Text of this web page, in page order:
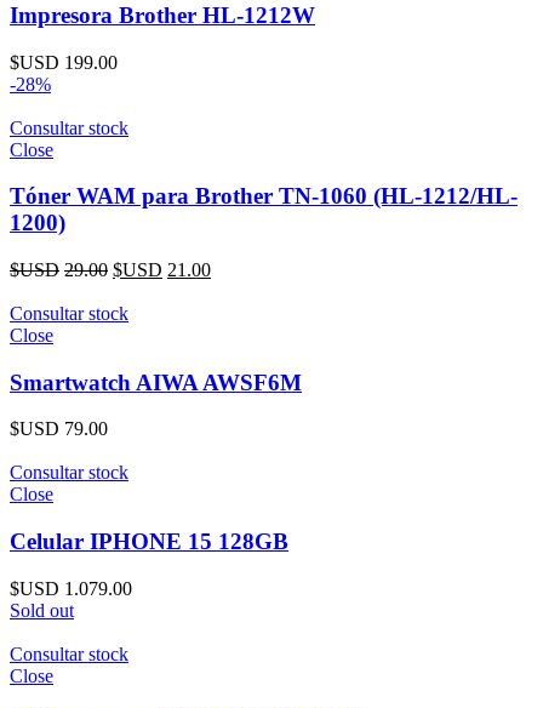
Impresora Brother HL-1212W
$USD 199.00
-28%
Consultar stock
Close
Tóner WAM para Brother TN-1060 (HL-1212/HL-
1200)
$USD 29.00 $USD 21.00
Consultar stock
Close
Smartwatch AIWA AWSF6M
$USD 79.00
Consultar stock
Close
Celular IPHONE 15 128GB
$USD 1.079.00
Sold out
Consultar stock
Close